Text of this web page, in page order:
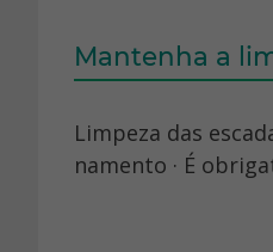
Mantenha a
Limpeza das
namento · É